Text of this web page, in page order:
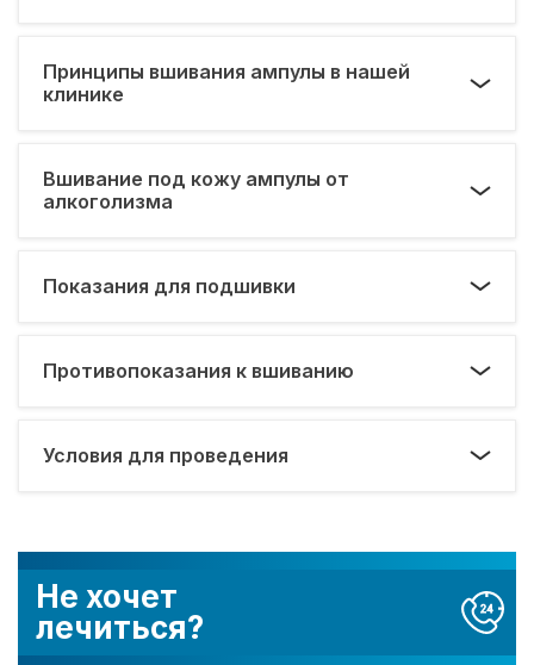
Не хочет
лечиться?
Принципы вшивания ампулы в нашей
клинике
Вшивание под кожу ампулы от
алкоголизма
Показания для подшивки
Противопоказания к вшиванию
Условия для проведения